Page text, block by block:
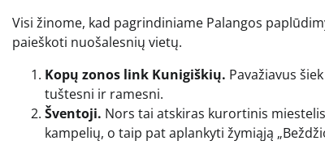
Visi žinome, kad pagrindiniame Palangos
paieškoti nuošalesnių vietų.
Kopų zonos link Kunigiškių. Pavažiavus
tuštesni ir ramesni.
Šventoji. Nors tai atskiras kurortinis
kampelių, o taip pat aplankyti žymiąją